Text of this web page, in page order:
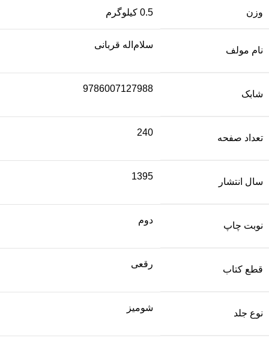
وزن 0.5 کیلوگرم
نام مولف
سلام‌اله قربانی
شابک
9786007127988
تعداد صفحه
240
سال انتشار
1395
نوبت چاپ
دوم
قطع کتاب
رقعی
نوع جلد
شومیز